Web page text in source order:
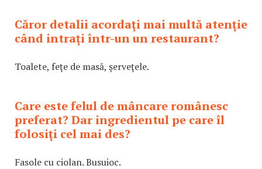
Căror detalii acordaţi mai multă atenţie
când intraţi într-un un restaurant?
Toalete, feţe de masă, şerveţele.
Care este felul de mâncare românesc
preferat? Dar ingredientul pe care îl
folosiţi cel mai des?
Fasole cu ciolan. Busuioc.